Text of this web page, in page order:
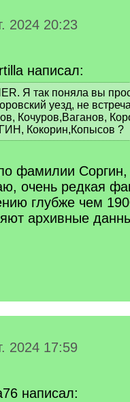
2024 20:23
написал:
Я так поняла вы
уезд, не
Кочуров,Ваганов,
Кокорин,Копысов ?
фамилии Соргин,
очень редкая
глубже чем
архивные
2024 17:59
написал: